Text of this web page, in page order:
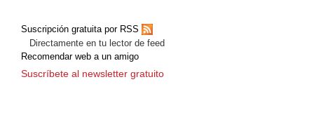
Suscripción gratuita por RSS
Directamente en tu lector de feed
Recomendar web a un amigo
Suscríbete al newsletter gratuito